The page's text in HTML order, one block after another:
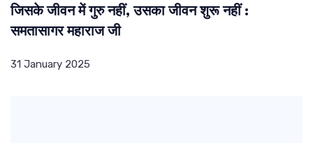
जिसके जीवन में गुरु नहीं, उसका जीवन शुरू नहीं :
समतासागर महाराज जी
31 January 2025